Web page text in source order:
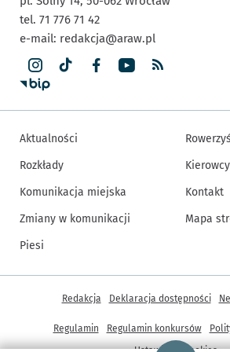
Strona
tel. 71 776 71 42
e-mail: redakcja@araw.pl
Aktualności
Rozkłady
Komunikacja miejska
Zmiany w komunikacji
Piesi
Kierowcy
Kontakt
Mapa
Inne informacje
Redakcja Deklaracja dostępności
Regulamin Regulamin konkursów